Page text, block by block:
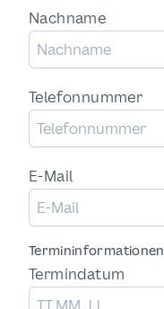
Nachname
Telefonnummer
E-Mail
Termininformationen
Termindatum